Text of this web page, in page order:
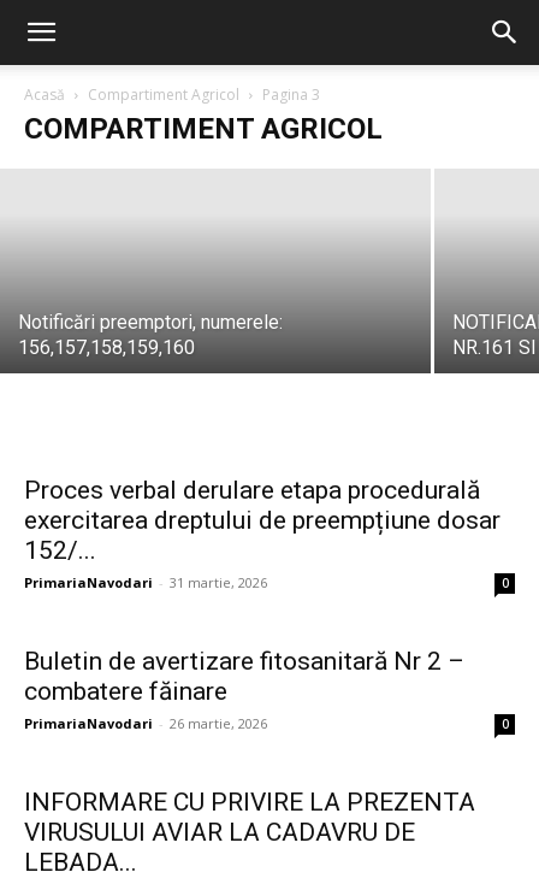
Acasă Compartiment Agricol Pagina 3
COMPARTIMENT AGRICOL
pesta porcină africană depistat in data
de 14.07.2026 in Localitatea Satu Nou,
jud Constanța
PrimariaNavodari 17 iulie, 2026
Notificări preemptori, numerele:
156,157,158,159,160
NR.161
Proces verbal derulare etapa procedurală
exercitarea dreptului de preempțiune dosar
152/...
PrimariaNavodari - 31 martie, 2026 0
Buletin de avertizare fitosanitară Nr 2 –
combatere făinare
PrimariaNavodari - 26 martie, 2026 0
INFORMARE CU PRIVIRE LA PREZENTA
VIRUSULUI AVIAR LA CADAVRU DE
LEBADA...